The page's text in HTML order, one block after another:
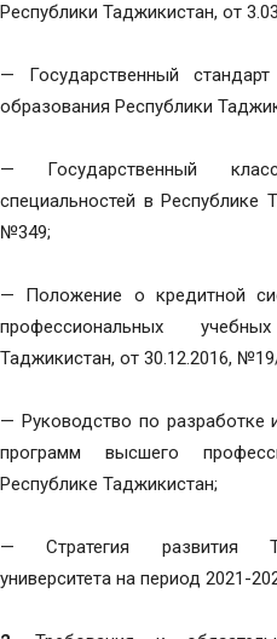
Республики Таджикистан, от
— Государственный
образования Республики
— Государственный
специальностей в Республике
№349;
— Положение о кредитной
профессиональных
Таджикистан, от 30.12.2016,
— Руководство по разработке
программ высшего
Республике Таджикистан;
— Стратегия развития
университета на период 2021-